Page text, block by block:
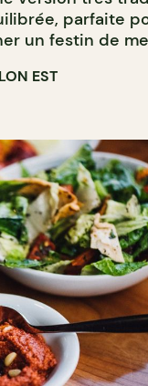
parfaite
un festin de
EST